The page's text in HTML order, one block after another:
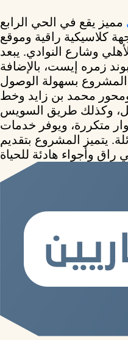
مميز يقع في الحي الرابع
كلاسيكية راقية وموقع
وشارع النوادي. يبعد
زمره إيست، بالإضافة
المشروع بسهولة الوصول
محمد بن زايد وخط
متكررة، ويوفر خدمات
يتميز المشروع بتقديم